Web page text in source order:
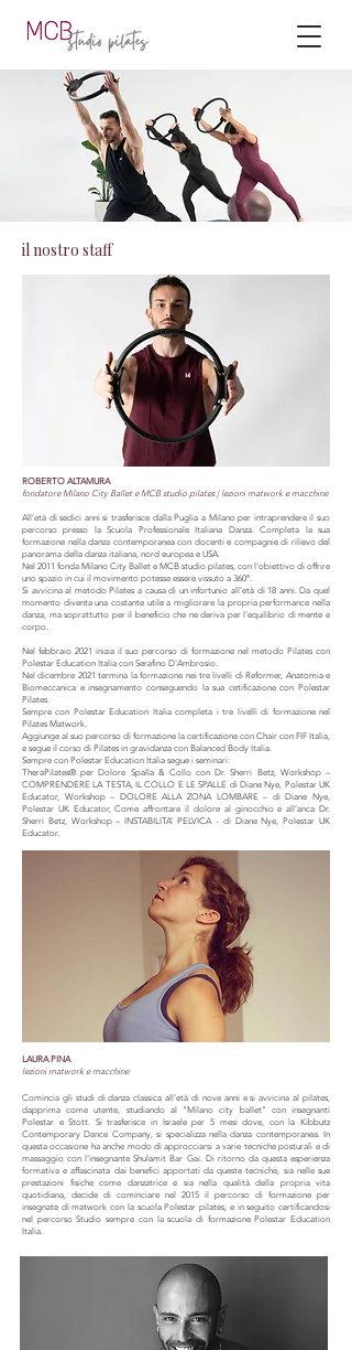
il nostro staff
ROBERTO ALTAMURA
fondatore Milano City Ballet e MCB studio pilates | lezioni matwork e macchine
All’età di sedici anni si trasferisce dalla Puglia a Milano per intraprendere il suo
percorso presso la Scuola Professionale Italiana Danza. Completa la sua
formazione nella danza contemporanea con docenti e compagnie di rilievo del
panorama della danza italiana, nord europea e USA.
​Nel 2011 fonda Milano City Ballet e MCB studio pilates, con l'obiettivo di offrire
uno spazio in cui il movimento potesse essere vissuto a 360°.
​Si avvicina al metodo Pilates a causa di un infortunio all'età di 18 anni. Da quel
momento diventa una costante utile a migliorare la propria performance nella
danza, ma soprattutto per il beneficio che ne deriva per l'equilibrio di mente e
corpo.
Nel febbraio 2021 inizia il suo percorso di formazione nel metodo Pilates con
Polestar Education Italia con Serafino D'Ambrosio.
Nel dicembre 2021 termina la formazione nei tre livelli di Reformer, Anatomia e
Biomeccanica e insegnamento conseguendo la sua cetificazione con Polestar
Pilates.
Sempre con Polestar Education Italia completa i tre livelli di formazione nel
Pilates Matwork.
​Aggiunge al suo percorso di formazione la certificazione con Chair con FIF Italia,
e segue il corso di Pilates in gravidanza con Balanced Body Italia.
Sempre con Polestar Education Italia segue i seminari:
TheraPilates® per Dolore Spalla & Collo con Dr. Sherri Betz, Workshop –
COMPRENDERE LA TESTA, IL COLLO E LE SPALLE di Diane Nye, Polestar UK
Educator, Workshop – DOLORE ALLA ZONA LOMBARE – di Diane Nye,
Polestar UK Educator, Come affrontare il dolore al ginocchio e all’anca Dr.
Sherri Betz, Workshop – INSTABILITA’ PELVICA - di Diane Nye, Polestar UK
Educator.
LAURA PINA
lezioni matwork e macchine
Comincia gli studi di danza classica all'età di nove anni e si avvicina al pilates,
dapprima come utente, studiando al "Milano city ballet" con insegnanti
Polestar e Stott. Si trasferisce in Israele per 5 mesi dove, con la Kibbutz
Contemporary Dance Company, si specializza nella danza contemporanea. In
questa occasione ha anche modo di approcciarsi a varie tecniche posturali e di
massaggio con l'insegnante Shulamit Bar Gai. Di ritorno da questa esperienza
formativa e affascinata dai benefici apportati da queste tecniche, sia nelle sue
prestazioni fisiche come danzatrice e sia nella qualità della propria vita
quotidiana, decide di cominciare nel 2015 il percorso di formazione per
insegnate di matwork con la scuola Polestar pilates, e in seguito certificandosi
nel percorso Studio sempre con la scuola di formazione Polestar Education
Italia.